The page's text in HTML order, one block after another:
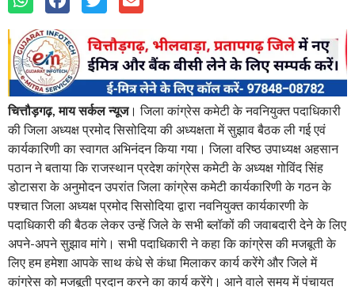
चित्तौड़गढ़, माय सर्कल न्यूज। जिला कांग्रेस कमेटी के नवनियुक्त पदाधिकारी
की जिला अध्यक्ष प्रमोद सिसोदिया की अध्यक्षता में सुझाव बैठक ली गई एवं
कार्यकारिणी का स्वागत अभिनंदन किया गया। जिला वरिष्ठ उपाध्यक्ष अहसान
पठान ने बताया कि राजस्थान प्रदेश कांग्रेस कमेटी के अध्यक्ष गोविंद सिंह
डोटासरा के अनुमोदन उपरांत जिला कांग्रेस कमेटी कार्यकारिणी के गठन के
पश्चात जिला अध्यक्ष प्रमोद सिसोदिया द्वारा नवनियुक्त कार्यकारणी के
पदाधिकारी की बैठक लेकर उन्हें जिले के सभी ब्लॉकों की जवाबदारी देने के लिए
अपने-अपने सुझाव मांगे। सभी पदाधिकारी ने कहा कि कांग्रेस की मजबूती के
लिए हम हमेशा आपके साथ कंधे से कंधा मिलाकर कार्य करेंगे और जिले में
कांग्रेस को मजबूती प्रदान करने का कार्य करेंगे। आने वाले समय में पंचायत